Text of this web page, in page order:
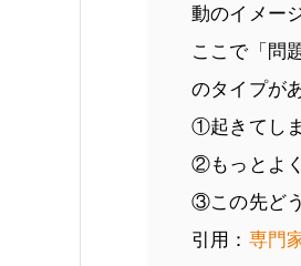
動のイメー
ここで「問
のタイプが
①起きてし
②もっとよ
③この先ど
引用： 専門